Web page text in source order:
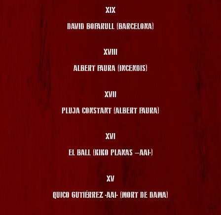
XIX
DAVID BOFARULL (BARCELONA)
XVIII
ALBERT FAURA (INCENDIS)
XVII
PLUJA CONSTANT (ALBERT FAURA)
XVI
EL BALL (KIKO PLANAS –AAI-)
XV
QUICO GUTIÉRREZ -AAI- (MORT DE DAMA)